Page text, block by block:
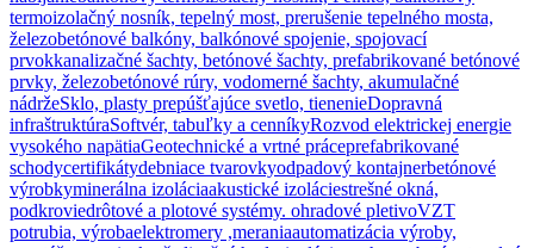
termoizolačný nosník, tepelný most, prerušenie tepelného mosta,
železobetónové balkóny, balkónové spojenie, spojovací
prvokkanalizačné šachty, betónové šachty, prefabrikované betónové
prvky, železobetónové rúry, vodomerné šachty, akumulačné
nádržeSklo, plasty prepúšťajúce svetlo, tienenieDopravná
infraštruktúraSoftvér, tabuľky a cenníkyRozvod elektrickej energie
vysokého napätiaGeotechnické a vrtné práceprefabrikované
schodycertifikátydebniace tvarovkyodpadový kontajnerbetónové
výrobkyminerálna izoláciaakustické izoláciestrešné okná,
podkroviedrôtové a plotové systémy. ohradové pletivoVZT
potrubia, výrobaelektromery ,meraniaautomatizácia výroby,